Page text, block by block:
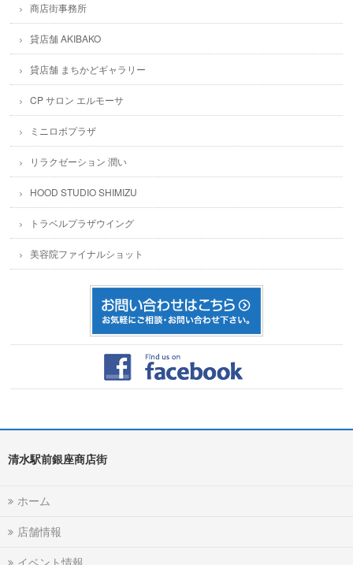
商店街事務所
貸店舗 AKIBAKO
貸店舗 まちかどギャラリー
CP サロン エルモーサ
ミニロボプラザ
リラクゼーション 潤い
HOOD STUDIO SHIMIZU
トラベルプラザウイング
美容院ファイナルショット
清水駅前銀座商店街
ホーム
店舗情報